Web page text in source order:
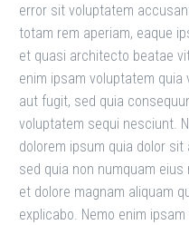
error sit voluptatem
totam rem aperiam, eaque
et quasi architecto beatae
enim ipsam voluptatem
aut fugit, sed quia
voluptatem sequi nesciunt.
dolorem ipsum quia dolor
sed quia non numquam
et dolore magnam aliquam
explicabo. Nemo enim